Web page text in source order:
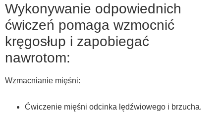
Wykonywanie odpowiednich
ćwiczeń pomaga wzmocnić
kręgosłup i zapobiegać
nawrotom:
Wzmacnianie mięśni:
Ćwiczenie mięśni odcinka lędźwiowego i brzucha.